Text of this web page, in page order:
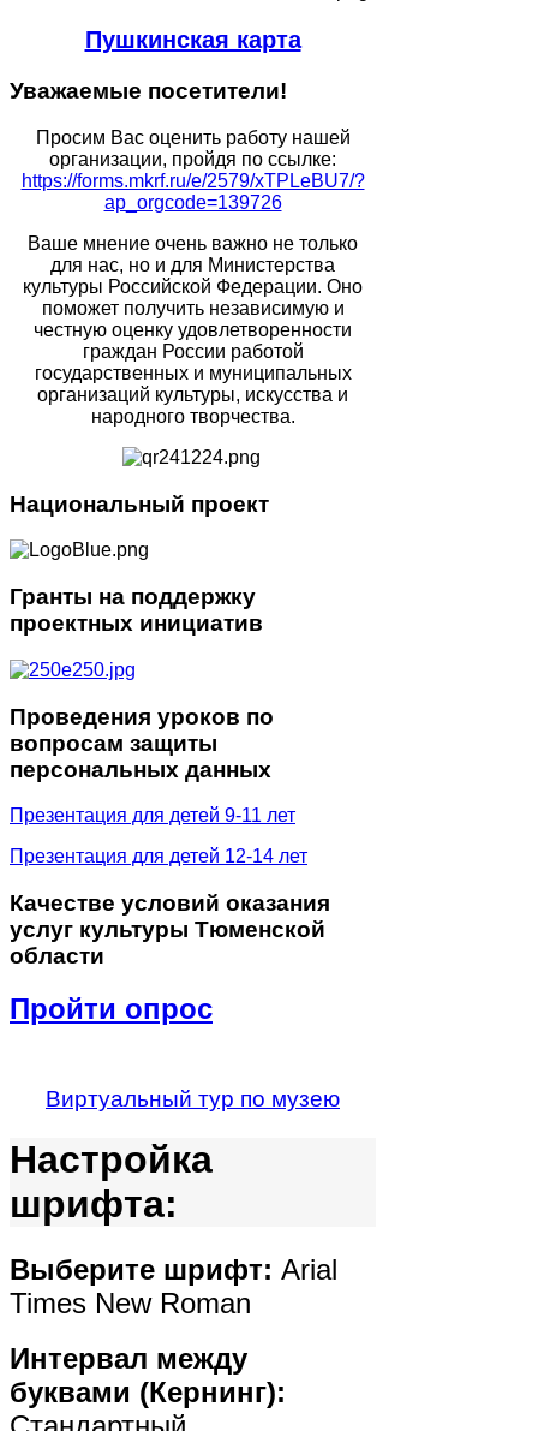
Пушкинская карта
Уважаемые посетители!
Просим Вас оценить работу нашей
организации, пройдя по ссылке:
https://forms.mkrf.ru/e/2579/xTPLeBU7/?
ap_orgcode=139726
Ваше мнение очень важно не только
для нас, но и для Министерства
культуры Российской Федерации. Оно
поможет получить независимую и
честную оценку удовлетворенности
граждан России работой
государственных и муниципальных
организаций культуры, искусства и
народного творчества.
Национальный проект
Гранты на поддержку
проектных инициатив
Проведения уроков по
вопросам защиты
персональных данных
Презентация для детей 9-11 лет
Презентация для детей 12-14 лет
Качестве условий оказания
услуг культуры Тюменской
области
Пройти опрос
Виртуальный тур по музею
Настройка
шрифта:
Выберите шрифт: Arial
Times New Roman
Интервал между
буквами (Кернинг):